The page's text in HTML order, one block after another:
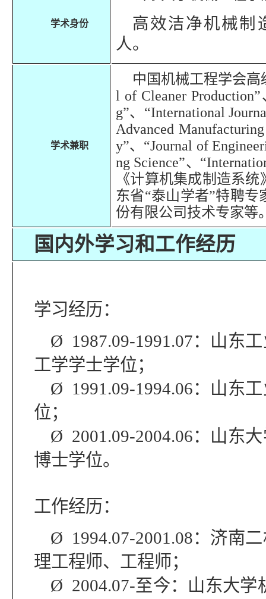
学术身份
高效洁净机械制
人。
学术兼职
中国机械工程学会
l of Cleaner Production”
g”、 “International
Advanced
y”、 “Journal of
ng Science”、
《计算机集成制造系
东省“泰山学者”特聘
份有限公司技术专家等
国内外学习和工作经历
学习经历：
Ø 1987.09-1991.07：山东
工学学士学位；
Ø 1991.09-1994.06：山东
位；
Ø 2001.09-2004.06：山东
博士学位。
工作经历：
Ø 1994.07-2001.08：济南
理工程师、工程师；
Ø 2004.07-至今：山东大学